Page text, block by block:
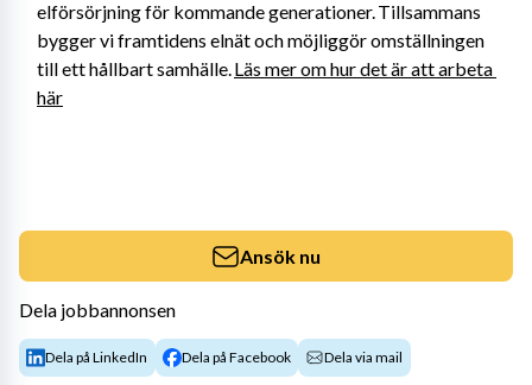
elförsörjning för kommande generationer. Tillsammans
bygger vi framtidens elnät och möjliggör omställningen
till ett hållbart samhälle. Läs mer om hur det är att arbeta
här
Ansök nu
Dela jobbannonsen
Dela på LinkedIn Dela på Facebook Dela via mail